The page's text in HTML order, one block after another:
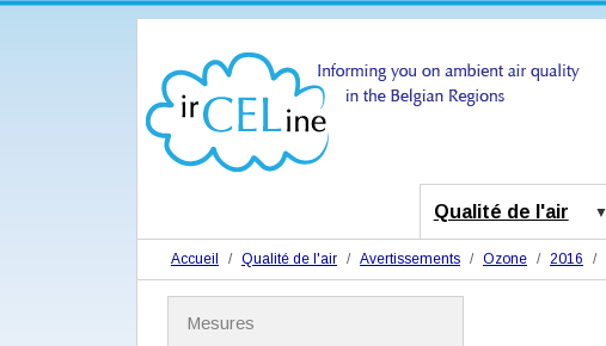
Qualité de l'air
Accueil Qualité de l'air Avertissements Ozone 2016
Mesures